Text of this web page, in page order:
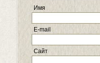
Имя
E-mail
Сайт